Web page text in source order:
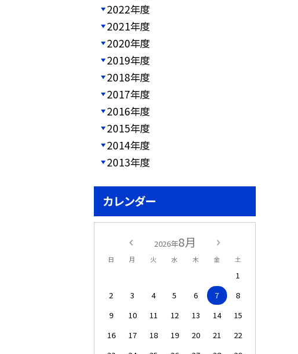
2022年度
2021年度
2020年度
2019年度
2018年度
2017年度
2016年度
2015年度
2014年度
2013年度
カレンダー
2026年8月
日 月 火 水 木 金 土
1
2
3 4 5 6 7
8
9
10 11 12 13 14
15
16
17 18 19 20 21
22